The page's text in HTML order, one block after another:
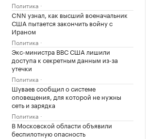
Политика
CNN узнал, как высший военачальник
США пытается закончить войну с
Ираном
Политика
Экс-министра ВВС США лишили
доступа к секретным данным из-за
утечки
Политика
Шуваев сообщил о системе
оповещения, для которой не нужны
сеть и зарядка
Политика
В Московской области объявили
беспилотную опасность